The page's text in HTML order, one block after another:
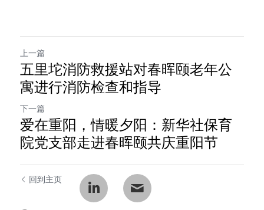
上一篇
五里坨消防救援站对春晖颐老年公
寓进行消防检查和指导
下一篇
爱在重阳，情暖夕阳：新华社保育
院党支部走进春晖颐共庆重阳节
回到主页